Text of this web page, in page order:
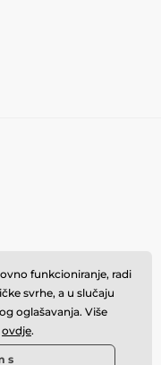
funkcioniranje, radi
svrhe, a u slučaju
oglašavanja. Više
ovdje.
s